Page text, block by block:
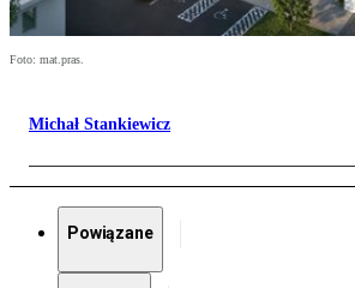
Foto: mat.pras.
Michał Stankiewicz
Powiązane